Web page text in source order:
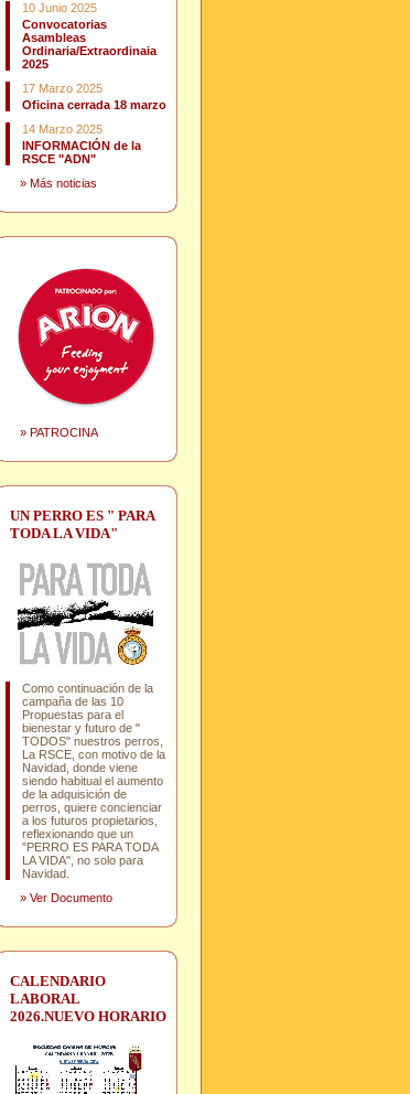
10 Junio 2025
Convocatorias
Asambleas
Ordinaria/Extraordinaia
2025
17 Marzo 2025
Oficina cerrada 18 marzo
14 Marzo 2025
INFORMACIÓN de la
RSCE "ADN"
» Más noticias
» PATROCINA
UN PERRO ES " PARA
TODA LA VIDA"
Como continuación de la
campaña de las 10
Propuestas para el
bienestar y futuro de "
TODOS" nuestros perros,
La RSCE, con motivo de la
Navidad, donde viene
siendo habitual el aumento
de la adquisición de
perros, quiere concienciar
a los futuros propietarios,
reflexionando que un
"PERRO ES PARA TODA
LA VIDA", no solo para
Navidad.
» Ver Documento
CALENDARIO
LABORAL
2026.NUEVO HORARIO